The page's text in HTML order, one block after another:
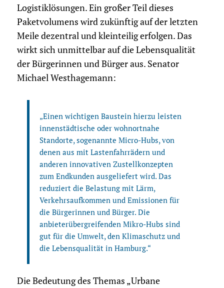
Logistiklösungen. Ein großer Teil dieses
Paketvolumens wird zukünftig auf der letzten
Meile dezentral und kleinteilig erfolgen. Das
wirkt sich unmittelbar auf die Lebensqualität
der Bürgerinnen und Bürger aus. Senator
Michael Westhagemann:
„Einen wichtigen Baustein hierzu leisten
innenstädtische oder wohnortnahe
Standorte, sogenannte Micro-Hubs, von
denen aus mit Lastenfahrrädern und
anderen innovativen Zustellkonzepten
zum Endkunden ausgeliefert wird. Das
reduziert die Belastung mit Lärm,
Verkehrsaufkommen und Emissionen für
die Bürgerinnen und Bürger. Die
anbieterübergreifenden Mikro-Hubs sind
gut für die Umwelt, den Klimaschutz und
die Lebensqualität in Hamburg.“
Die Bedeutung des Themas „Urbane